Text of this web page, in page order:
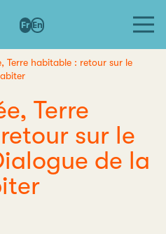
Fr En
Terre habitable : retour sur le
Terre
sur le
de la